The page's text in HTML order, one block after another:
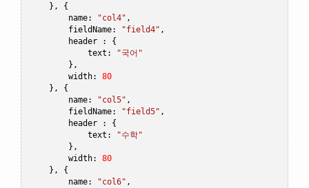
},
{
        name
: "col4" ,
        fieldName
: "field4" ,
        header
:
{
            text
:
"국어"
},
        width
:
80
},
{
        name
: "col5" ,
        fieldName
: "field5" ,
        header
:
{
            text
:
"수학"
},
        width
:
80
},
{
        name
: "col6" ,